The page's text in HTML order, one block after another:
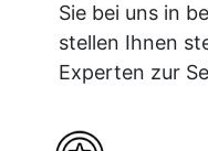
Sie bei uns in
stellen Ihnen
Experten zur